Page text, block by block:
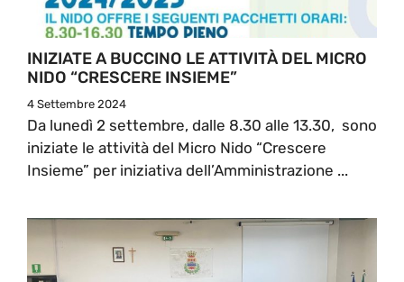
INIZIATE A BUCCINO LE ATTIVITÀ DEL MICRO
NIDO “CRESCERE INSIEME”
4 Settembre 2024
Da lunedì 2 settembre, dalle 8.30 alle 13.30, sono
iniziate le attività del Micro Nido “Crescere
Insieme” per iniziativa dell’Amministrazione ...